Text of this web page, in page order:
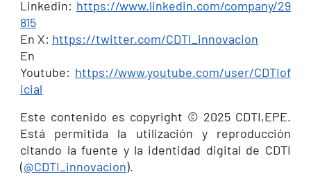
Linkedin: https://www.linkedin.com/company/29
815
En X: https://twitter.com/CDTI_innovacion
En
Youtube: https://www.youtube.com/user/CDTIof
icial
Este contenido es copyright © 2025 CDTI,EPE.
Está permitida la utilización y reproducción
citando la fuente y la identidad digital de CDTI
(@CDTI_innovacion).